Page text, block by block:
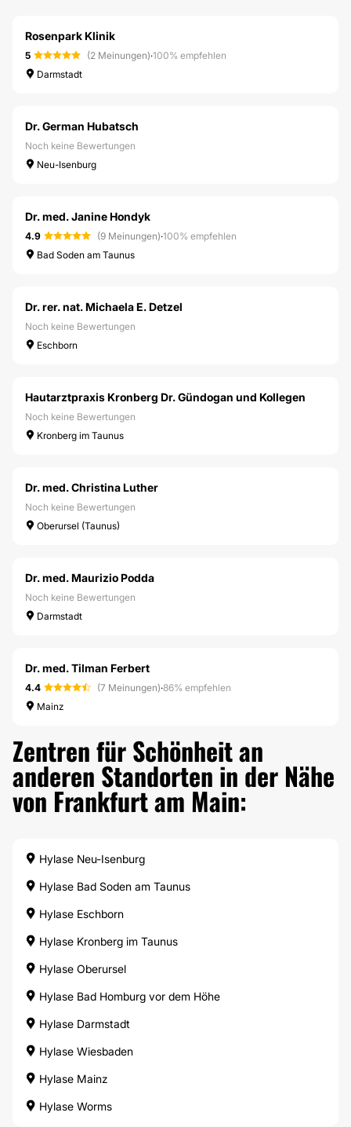
Rosenpark Klinik
5 (2 Meinungen)·100% empfehlen
Darmstadt
Dr. German Hubatsch
Noch keine Bewertungen
Neu-Isenburg
Dr. med. Janine Hondyk
4.9 (9 Meinungen)·100% empfehlen
Bad Soden am Taunus
Dr. rer. nat. Michaela E. Detzel
Noch keine Bewertungen
Eschborn
Hautarztpraxis Kronberg Dr. Gündogan und Kollegen
Noch keine Bewertungen
Kronberg im Taunus
Dr. med. Christina Luther
Noch keine Bewertungen
Oberursel (Taunus)
Dr. med. Maurizio Podda
Noch keine Bewertungen
Darmstadt
Dr. med. Tilman Ferbert
4.4 (7 Meinungen)·86% empfehlen
Mainz
Zentren für Schönheit an
anderen Standorten in der Nähe
von Frankfurt am Main:
Hylase Neu-Isenburg
Hylase Bad Soden am Taunus
Hylase Eschborn
Hylase Kronberg im Taunus
Hylase Oberursel
Hylase Bad Homburg vor dem Höhe
Hylase Darmstadt
Hylase Wiesbaden
Hylase Mainz
Hylase Worms